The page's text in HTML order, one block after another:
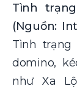
Tình
(Nguồn:
Tình
domino,
như Xa